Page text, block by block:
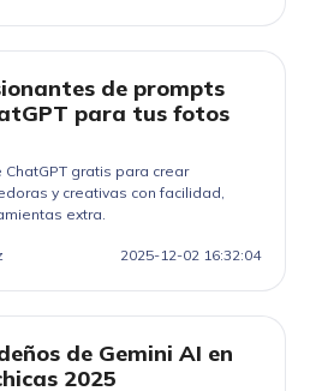
de prompts
para tus fotos
gratis para crear
y creativas con facilidad,
extra.
2025-12-02 16:32:04
de Gemini AI en
2025